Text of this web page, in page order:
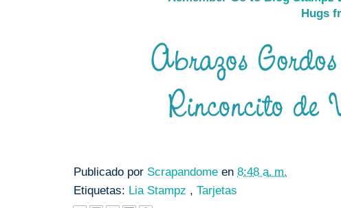
Hugs
Publicado por Scrapandome en 8:48 a. m.
Etiquetas: Lia Stampz , Tarjetas